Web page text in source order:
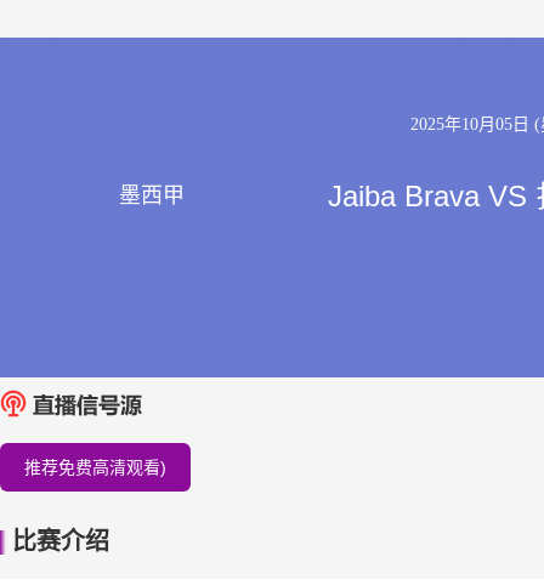
2025年10月05日
墨西甲 Jaiba Brava VS
推荐免费高清观看)
比赛介绍